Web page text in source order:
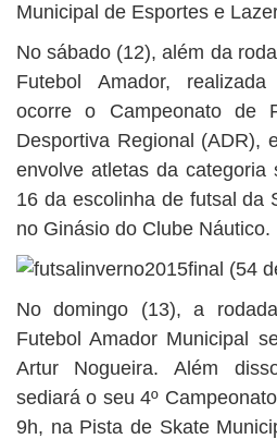
Municipal de Esportes e
No sábado (12), além da
Futebol Amador,
ocorre o Campeonato de
Desportiva Regional (ADR),
envolve atletas da categoria
16 da escolinha de futsal da
no Ginásio do Clube Náutico.
No domingo (13), a
Futebol Amador Municipal
Artur Nogueira. Além
sediará o seu 4º
9h, na Pista de Skate